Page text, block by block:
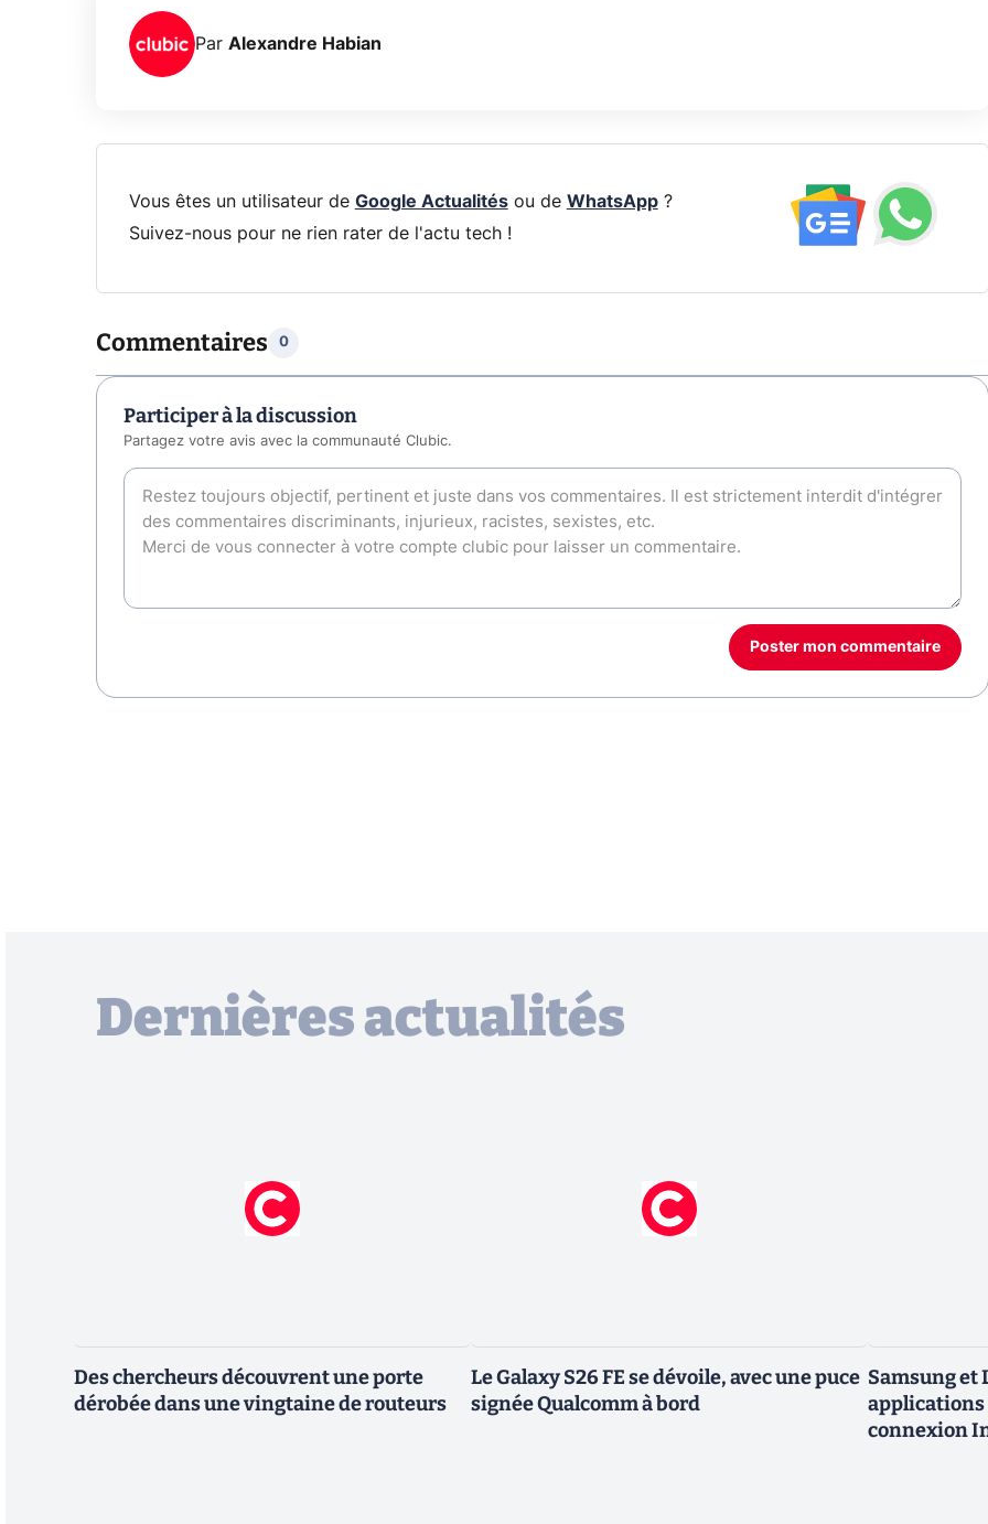
Par Alexandre Habian
Vous êtes un utilisateur de Google Actualitésou de WhatsApp?
Suivez-nous pour ne rien rater de l'actu tech !
Commentaires 0
Participer à la discussion
Partagez votre avis avec la communauté Clubic.
Poster mon commentaire
Dernières actualités
Des chercheurs découvrent une porte
dérobée dans une vingtaine de routeurs
Le Galaxy S26 FE se dévoile, avec une puce
signée Qualcomm à bord
Samsung et
applications
connexion